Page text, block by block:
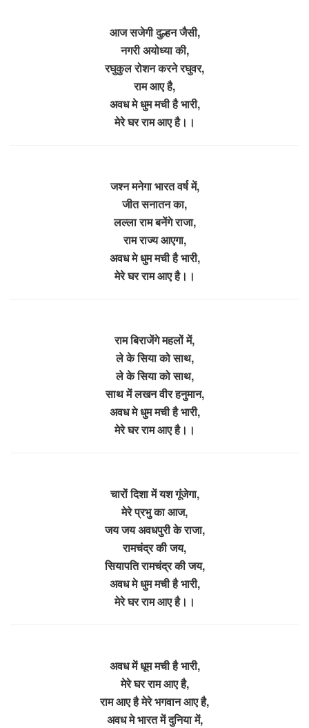
आज सजेगी दुल्हन जैसी,
नगरी अयोध्या की,
रघुकुल रोशन करने रघुवर,
राम आए है,
अवध मे धुम मची है भारी,
मेरे घर राम आए है।।
जश्न मनेगा भारत वर्ष में,
जीत सनातन का,
लल्ला राम बनेंगे राजा,
राम राज्य आएगा,
अवध मे धुम मची है भारी,
मेरे घर राम आए है।।
राम बिराजेंगे महलों में,
ले के सिया को साथ,
ले के सिया को साथ,
साथ में लखन वीर हनुमान,
अवध मे धुम मची है भारी,
मेरे घर राम आए है।।
चारों दिशा में यश गूंजेगा,
मेरे प्रभु का आज,
जय जय अवधपुरी के राजा,
रामचंद्र की जय,
सियापति रामचंद्र की जय,
अवध मे धुम मची है भारी,
मेरे घर राम आए है।।
अवध में धूम मची है भारी,
मेरे घर राम आए है,
राम आए है मेरे भगवान आए है,
अवध मे भारत में दुनिया में,